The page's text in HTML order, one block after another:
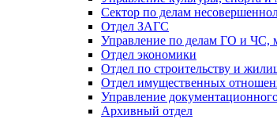
Сектор по делам
Отдел ЗАГС
Управление по делам ГО и ЧС,
Отдел экономики
Отдел по строительству и
Отдел имущественных
Управление
Архивный отдел